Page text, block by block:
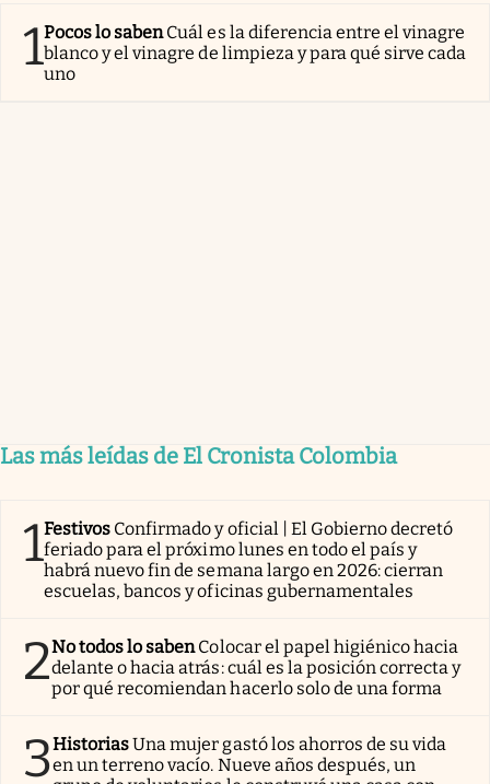
1Pocos lo sabenCuál es la diferencia entre el vinagre
blanco y el vinagre de limpieza y para qué sirve cada
uno
Las más leídas de El Cronista Colombia
1Festivos Confirmado y oficial | El Gobierno decretó
feriado para el próximo lunes en todo el país y
habrá nuevo fin de semana largo en 2026: cierran
escuelas, bancos y oficinas gubernamentales
2No todos lo sabenColocar el papel higiénico hacia
delante o hacia atrás: cuál es la posición correcta y
por qué recomiendan hacerlo solo de una forma
3HistoriasUna mujer gastó los ahorros de su vida
en un terreno vacío. Nueve años después, un